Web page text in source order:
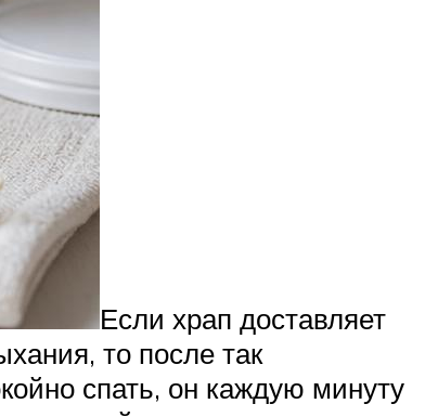
Если храп доставляет
то после так
спать, он каждую минуту